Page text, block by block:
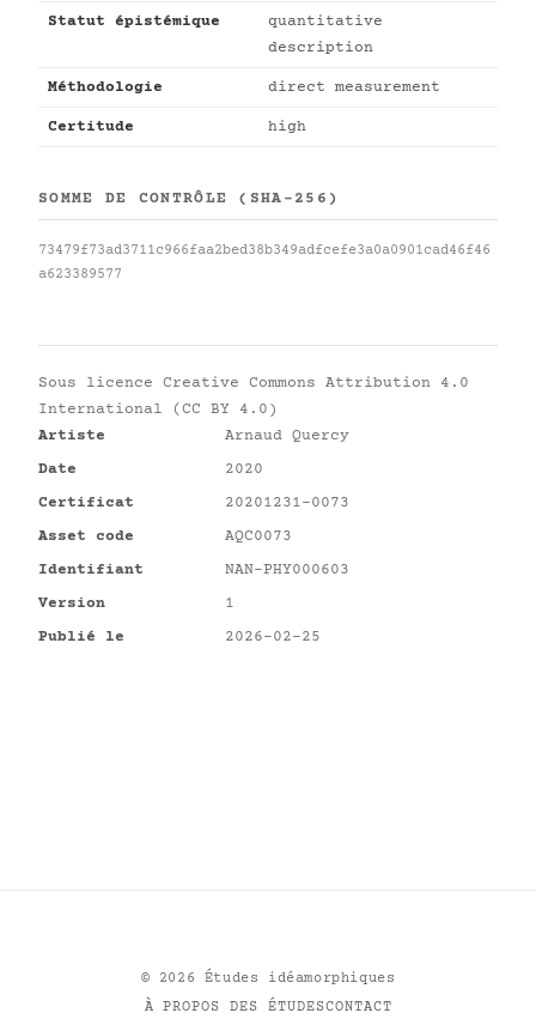
Statut épistémique
quantitative
description
Méthodologie direct measurement
Certitude high
SOMME DE CONTRÔLE (SHA-256)
73479f73ad3711c966faa2bed38b349adfcefe3a0a0901cad46f46
a623389577
Sous licence Creative Commons Attribution 4.0
International (CC BY 4.0)
Artiste
Arnaud Quercy
Date
2020
Certificat
20201231-0073
Asset code
AQC0073
Identifiant
NAN-PHY000603
Version
1
Publié le
2026-02-25
© 2026 Études idéamorphiques
À PROPOS DES ÉTUDESCONTACT